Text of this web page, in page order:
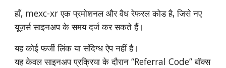
हाँ, mexc-xr एक प्रमोशनल और वैध रेफरल कोड है, जिसे नए
यूज़र्स साइनअप के समय दर्ज कर सकते हैं।
यह कोई फर्जी लिंक या संदिग्ध ऐप नहीं है।
यह केवल साइनअप प्रक्रिया के दौरान “Referral Code” बॉक्स